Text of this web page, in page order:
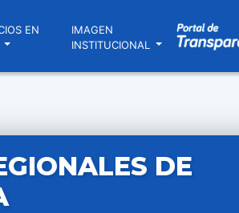
EN
IMAGEN
INSTITUCIONAL
DE